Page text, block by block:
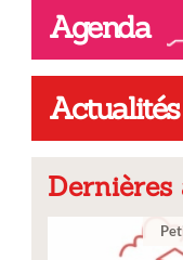
Agenda
Actualités